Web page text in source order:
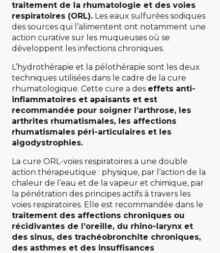
traitement de la rhumatologie et des voies
respiratoires (ORL). Les eaux sulfurées sodiques
des sources qui l’alimentent ont notamment une
action curative sur les muqueuses où se
développent les infections chroniques.
L’hydrothérapie et la pélothérapie sont les deux
techniques utilisées dans le cadre de la cure
rhumatologique. Cette cure a des effets anti-
inflammatoires et apaisants et est
recommandée pour soigner l’arthrose, les
arthrites rhumatismales, les affections
rhumatismales péri-articulaires et les
algodystrophies.
La cure ORL-voies respiratoires a une double
action thérapeutique : physique, par l’action de la
chaleur de l’eau et de la vapeur et chimique, par
la pénétration des principes actifs à travers les
voies respiratoires. Elle est recommandée dans le
traitement des affections chroniques ou
récidivantes de l’oreille, du rhino-larynx et
des sinus, des trachéobronchite chroniques,
des asthmes et des insuffisances